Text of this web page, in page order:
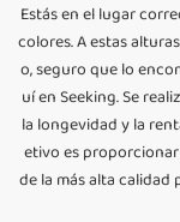
Estás en el lugar
colores. A estas
o, seguro que lo
uí en Seeking. Se
la longevidad y la
etivo es
de la más alta